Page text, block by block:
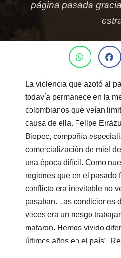
página pasada
La violencia que azotó al
todavía permanece en la
colombianos que veían
causa de ella. Felipe
Biopec, compañía
comercialización de miel
una época difícil. Como
regiones que en el pasado
conflicto era inevitable no
pasaban. Las condiciones
veces era un riesgo
mataron. Hemos vivido
últimos años en el país”.